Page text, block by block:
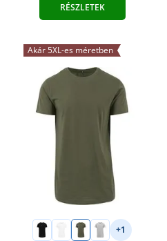
RÉSZLETEK
Akár 5XL-es méretben
+1